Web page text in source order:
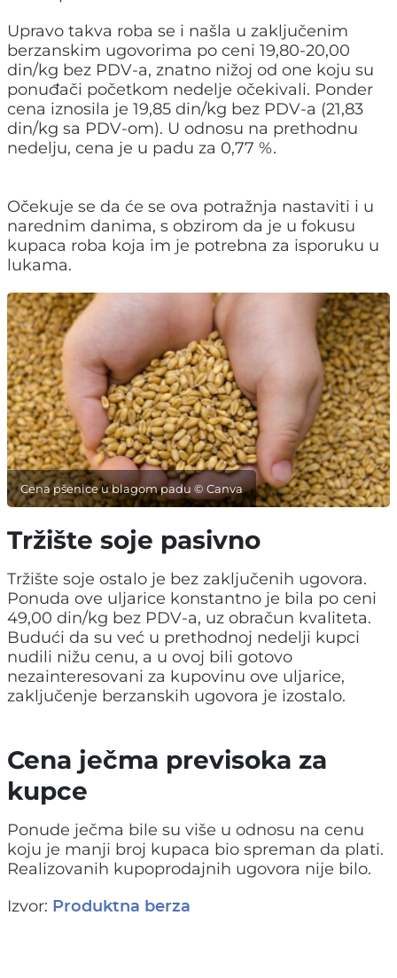
Upravo takva roba se i našla u zaključenim
berzanskim ugovorima po ceni 19,80-20,00
din/kg bez PDV-a, znatno nižoj od one koju su
ponuđači početkom nedelje očekivali. Ponder
cena iznosila je 19,85 din/kg bez PDV-a (21,83
din/kg sa PDV-om). U odnosu na prethodnu
nedelju, cena je u padu za 0,77 %.
Očekuje se da će se ova potražnja nastaviti i u
narednim danima, s obzirom da je u fokusu
kupaca roba koja im je potrebna za isporuku u
lukama.
Cena pšenice u blagom padu © Canva
Tržište soje pasivno
Tržište soje ostalo je bez zaključenih ugovora.
Ponuda ove uljarice konstantno je bila po ceni
49,00 din/kg bez PDV-a, uz obračun kvaliteta.
Budući da su već u prethodnoj nedelji kupci
nudili nižu cenu, a u ovoj bili gotovo
nezainteresovani za kupovinu ove uljarice,
zaključenje berzanskih ugovora je izostalo.
Cena ječma previsoka za
kupce
Ponude ječma bile su više u odnosu na cenu
koju je manji broj kupaca bio spreman da plati.
Realizovanih kupoprodajnih ugovora nije bilo.
Izvor: Produktna berza